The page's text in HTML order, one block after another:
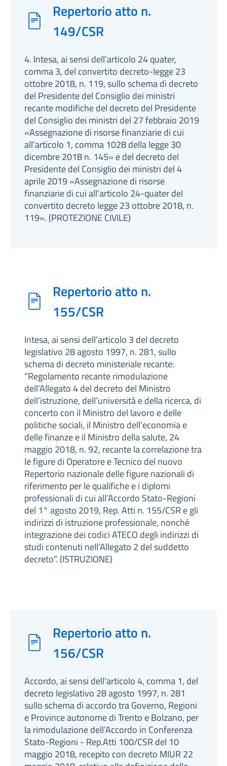
Repertorio atto n.
149/CSR
4. Intesa, ai sensi dell’articolo 24 quater,
comma 3, del convertito decreto-legge 23
ottobre 2018, n. 119, sullo schema di decreto
del Presidente del Consiglio dei ministri
recante modifiche del decreto del Presidente
del Consiglio dei ministri del 27 febbraio 2019
«Assegnazione di risorse finanziarie di cui
all’articolo 1, comma 1028 della legge 30
dicembre 2018 n. 145» e del decreto del
Presidente del Consiglio dei ministri del 4
aprile 2019 «Assegnazione di risorse
finanziarie di cui all’articolo 24-quater del
convertito decreto legge 23 ottobre 2018, n.
119». (PROTEZIONE CIVILE)
Repertorio atto n.
155/CSR
Intesa, ai sensi dell’articolo 3 del decreto
legislativo 28 agosto 1997, n. 281, sullo
schema di decreto ministeriale recante:
“Regolamento recante rimodulazione
dell’Allegato 4 del decreto del Ministro
dell’istruzione, dell’università e della ricerca, di
concerto con il Ministro del lavoro e delle
politiche sociali, il Ministro dell’economia e
delle finanze e il Ministro della salute, 24
maggio 2018, n. 92, recante la correlazione tra
le figure di Operatore e Tecnico del nuovo
Repertorio nazionale delle figure nazionali di
riferimento per le qualifiche e i diplomi
professionali di cui all’Accordo Stato-Regioni
del 1° agosto 2019, Rep. Atti n. 155/CSR e gli
indirizzi di istruzione professionale, nonché
integrazione dei codici ATECO degli indirizzi di
studi contenuti nell’Allegato 2 del suddetto
decreto”. (ISTRUZIONE)
Repertorio atto n.
156/CSR
Accordo, ai sensi dell’articolo 4, comma 1, del
decreto legislativo 28 agosto 1997, n. 281
sullo schema di accordo tra Governo, Regioni
e Province autonome di Trento e Bolzano, per
la rimodulazione dell’Accordo in Conferenza
Stato-Regioni - Rep.Atti 100/CSR del 10
maggio 2018, recepito con decreto MIUR 22